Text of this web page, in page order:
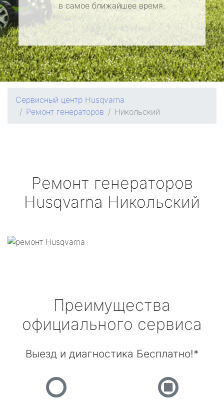
в самое ближайшее время.
Сервисный центр Husqvarna
Ремонт генераторов
Никольский
Ремонт генераторов
Husqvarna Никольский
Преимущества
официального сервиса
Выезд и диагностика Бесплатно!*